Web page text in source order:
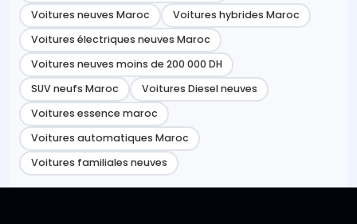
Voitures neuves Maroc
Voitures hybrides Maroc
Voitures électriques neuves Maroc
Voitures neuves moins de 200 000 DH
SUV neufs Maroc
Voitures Diesel neuves
Voitures essence maroc
Voitures automatiques Maroc
Voitures familiales neuves